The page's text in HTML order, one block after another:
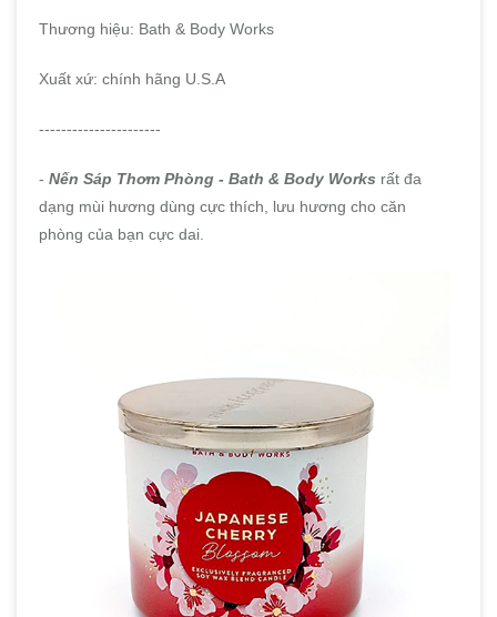
Thương hiệu: Bath & Body Works
Xuất xứ: chính hãng U.S.A
----------------------
- Nến Sáp Thơm Phòng - Bath & Body Works rất đa
dạng mùi hương dùng cực thích, lưu hương cho căn
phòng của bạn cực dai.